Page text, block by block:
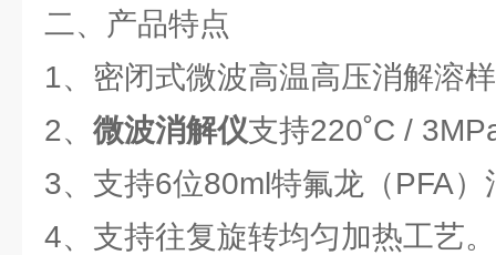
二、产品特点
1、密闭式微波高温高压消解溶
2、 微波消解仪支持220˚C /
3、支持6位80ml特氟龙（PFA）
4、支持往复旋转均匀加热工艺。